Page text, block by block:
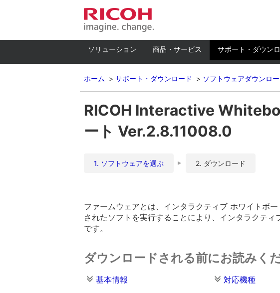
ソリューション 商品・サービス サポート・ダウン
ホーム サポート・ダウンロード ソフトウェアダウンロ
RICOH Interactive
ート Ver.2.8.11008.0
1. ソフトウェアを選ぶ 2. ダウンロード
ファームウェアとは、インタラクティブ ホワイトボ
されたソフトを実行することにより、インタラクテ
です。
ダウンロードされる前にお読みく
基本情報 対応機種